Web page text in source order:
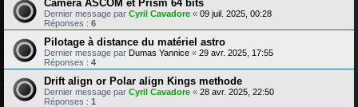
Camera ASCOM et Prism 64 bits
Dernier message par Cyril Cavadore « 09 juil. 2025, 00:28
Réponses : 6
Pilotage à distance du matériel astro
Dernier message par Dumas Yannice « 29 avr. 2025, 17:55
Réponses : 4
Drift align or Polar align Kings methode
Dernier message par Cyril Cavadore « 28 avr. 2025, 22:50
Réponses : 1